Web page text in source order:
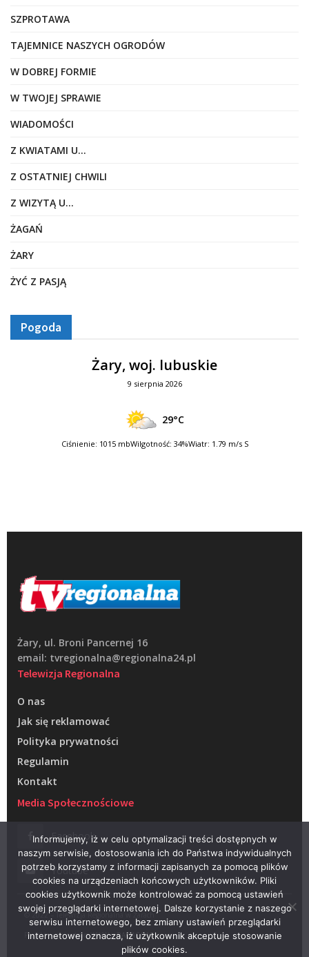
SZPROTAWA
TAJEMNICE NASZYCH OGRODÓW
W DOBREJ FORMIE
W TWOJEJ SPRAWIE
WIADOMOŚCI
Z KWIATAMI U…
Z OSTATNIEJ CHWILI
Z WIZYTĄ U…
ŻAGAŃ
ŻARY
ŻYĆ Z PASJĄ
Pogoda
Żary, woj. lubuskie
9 sierpnia 2026
29°C
Ciśnienie: 1015 mbWilgotność: 34%Wiatr: 1.79 m/s S
Żary, ul. Broni Pancernej 16
email: tvregionalna@regionalna24.pl
Telewizja Regionalna
O nas
Jak się reklamować
Polityka prywatności
Regulamin
Kontakt
Media Społecznościowe
Facebook
Youtube
© 2022 – Telewizja Regionalna w Żarach
Projektowanie stron WWW –RAGACOM
Informujemy, iż w celu optymalizacji treści dostępnych w
naszym serwisie, dostosowania ich do Państwa indywidualnych
potrzeb korzystamy z informacji zapisanych za pomocą plików
cookies na urządzeniach końcowych użytkowników. Pliki
cookies użytkownik może kontrolować za pomocą ustawień
swojej przeglądarki internetowej. Dalsze korzystanie z naszego
serwisu internetowego, bez zmiany ustawień przeglądarki
internetowej oznacza, iż użytkownik akceptuje stosowanie
plików cookies.